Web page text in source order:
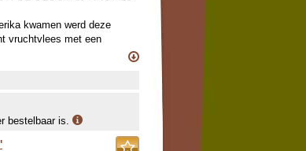
kwamen werd deze
vruchtvlees met een
voldoende zoet: een
zijn soort vrij klein,
die slechts
onze kweker opgepot,
dit sortiment aanvullen.
bestelbaar is.